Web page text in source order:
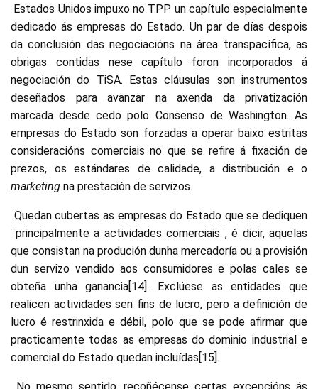
Estados Unidos impuxo no TPP un capítulo especialmente
dedicado ás empresas do Estado. Un par de días despois
da conclusión das negociacións na área transpacífica, as
obrigas contidas nese capítulo foron incorporados á
negociación do TiSA. Estas cláusulas son instrumentos
deseñados para avanzar na axenda da privatización
marcada desde cedo polo Consenso de Washington. As
empresas do Estado son forzadas a operar baixo estritas
consideracións comerciais no que se refire á fixación de
prezos, os estándares de calidade, a distribución e o
marketing na prestación de servizos.
Quedan cubertas as empresas do Estado que se dediquen
¨principalmente a actividades comerciais¨, é dicir, aquelas
que consistan na produción dunha mercadoría ou a provisión
dun servizo vendido aos consumidores e polas cales se
obteña unha ganancia[14]. Exclúese as entidades que
realicen actividades sen fins de lucro, pero a definición de
lucro é restrinxida e débil, polo que se pode afirmar que
practicamente todas as empresas do dominio industrial e
comercial do Estado quedan incluídas[15].